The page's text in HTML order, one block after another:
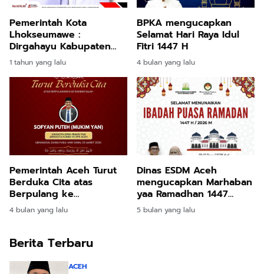
Pemerintah Kota
Lhokseumawe :
Dirgahayu Kabupaten
Gayo Lues ke 23!
1 tahun yang lalu
BPKA mengucapkan
Selamat Hari Raya Idul
Fitri 1447 H
4 bulan yang lalu
Pemerintah Aceh Turut
Berduka Cita atas
Berpulang ke
Rahmatullah Sofyan
4 bulan yang lalu
Dinas ESDM Aceh
mengucapkan Marhaban
yaa Ramadhan 1447
Hijriah
5 bulan yang lalu
Berita Terbaru
ACEH